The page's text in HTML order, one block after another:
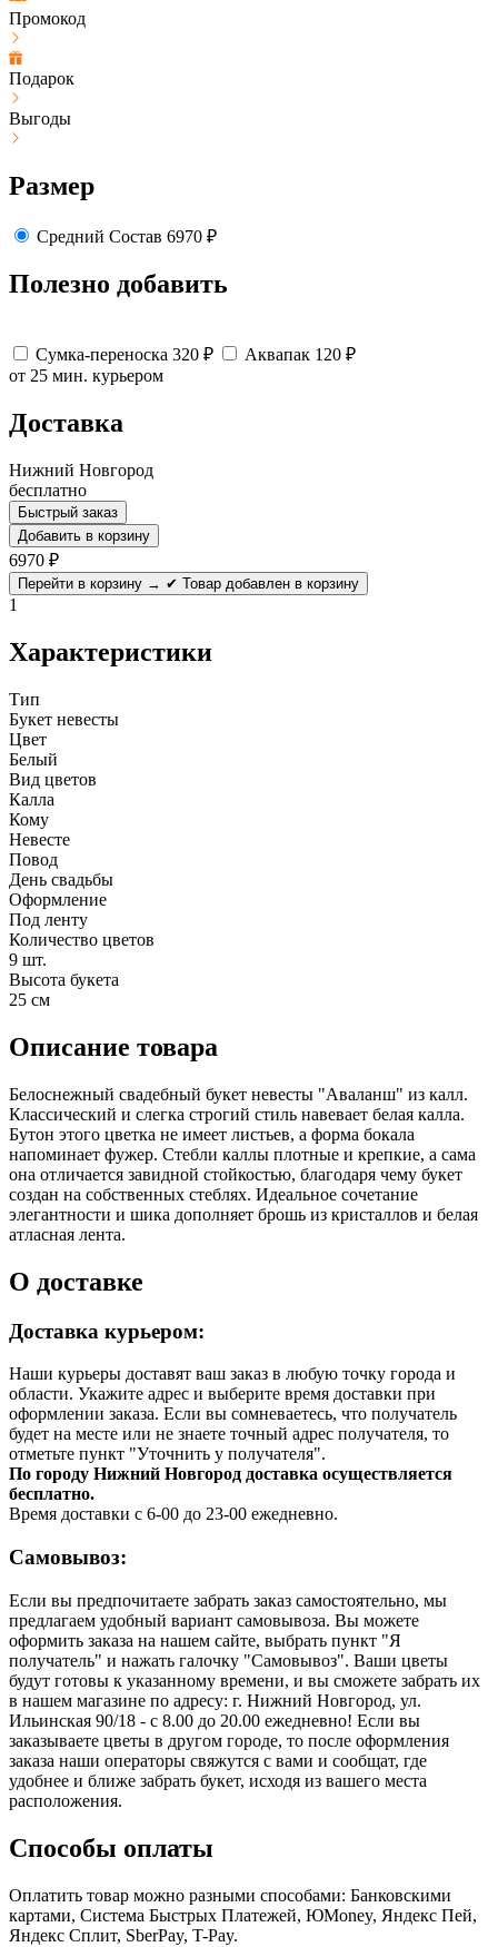
Промокод
Подарок
Выгоды
Размер
Средний Состав 6970 ₽
Полезно добавить
Сумка-переноска 320 ₽ Аквапак 120 ₽
от 25 мин. курьером
Доставка
Нижний Новгород
бесплатно
Быстрый заказ
Добавить в корзину
6970 ₽
Перейти в корзину → ✔ Товар добавлен в корзину
1
Характеристики
Тип
Букет невесты
Цвет
Белый
Вид цветов
Калла
Кому
Невесте
Повод
День свадьбы
Оформление
Под ленту
Количество цветов
9 шт.
Высота букета
25 см
Описание товара
Белоснежный свадебный букет невесты "Аваланш" из калл.
Классический и слегка строгий стиль навевает белая калла.
Бутон этого цветка не имеет листьев, а форма бокала
напоминает фужер. Стебли каллы плотные и крепкие, а сама
она отличается завидной стойкостью, благодаря чему букет
создан на собственных стеблях. Идеальное сочетание
элегантности и шика дополняет брошь из кристаллов и белая
атласная лента.
О доставке
Доставка курьером:
Наши курьеры доставят ваш заказ в любую точку города и
области. Укажите адрес и выберите время доставки при
оформлении заказа. Если вы сомневаетесь, что получатель
будет на месте или не знаете точный адрес получателя, то
отметьте пункт "Уточнить у получателя".
По городу Нижний Новгород доставка осуществляется
бесплатно.
Время доставки с 6-00 до 23-00 ежедневно.
Самовывоз:
Если вы предпочитаете забрать заказ самостоятельно, мы
предлагаем удобный вариант самовывоза. Вы можете
оформить заказа на нашем сайте, выбрать пункт "Я
получатель" и нажать галочку "Самовывоз". Ваши цветы
будут готовы к указанному времени, и вы сможете забрать их
в нашем магазине по адресу: г. Нижний Новгород, ул.
Ильинская 90/18 - с 8.00 до 20.00 ежедневно! Если вы
заказываете цветы в другом городе, то после оформления
заказа наши операторы свяжутся с вами и сообщат, где
удобнее и ближе забрать букет, исходя из вашего места
расположения.
Способы оплаты
Оплатить товар можно разными способами: Банковскими
картами, Система Быстрых Платежей, ЮMoney, Яндекс Пей,
Яндекс Сплит, SberPay, T-Pay.